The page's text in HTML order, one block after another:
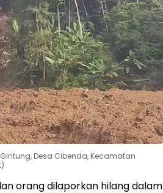
Desa Cibenda, Kecamatan
orang dilaporkan hilang dalam